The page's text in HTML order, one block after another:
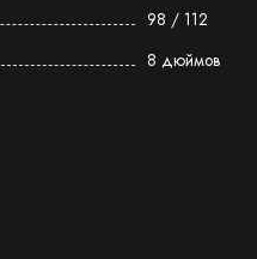
98 / 112
8 дюймов